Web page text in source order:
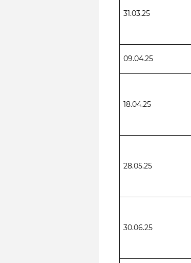
31.03.25
09.04.25
18.04.25
28.05.25
30.06.25